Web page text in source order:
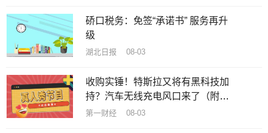
硚口税务：免签“承诺书” 服务再升
级
湖北日报 08-03
收购实锤！特斯拉又将有黑科技加
持？汽车无线充电风口来了（附
股）
第一财经 08-03